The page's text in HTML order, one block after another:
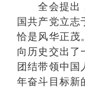
全会提出，
国共产党立志
恰是风华正茂
向历史交出了
团结带领中国
年奋斗目标新